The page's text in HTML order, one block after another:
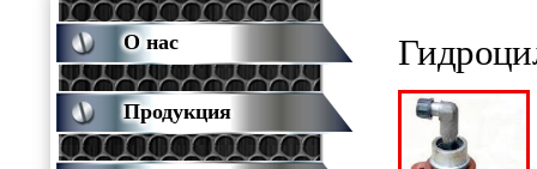
О нас
Продукция